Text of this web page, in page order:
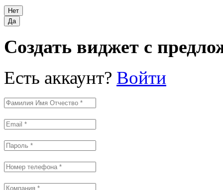
Создать виджет с
Есть аккаунт? Войти